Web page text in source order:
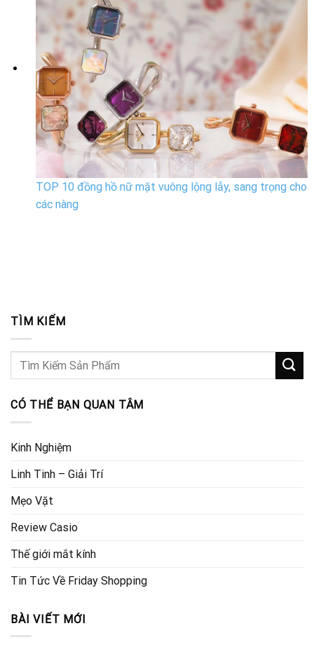
TOP 10 đồng hồ nữ mặt vuông lộng lẫy, sang trọng cho
các nàng
TÌM KIẾM
CÓ THỂ BẠN QUAN TÂM
Kinh Nghiệm
Linh Tinh – Giải Trí
Mẹo Vặt
Review Casio
Thế giới mắt kính
Tin Tức Về Friday Shopping
BÀI VIẾT MỚI